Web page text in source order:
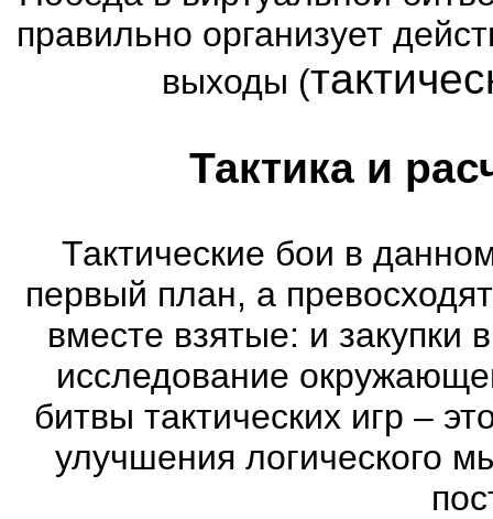
правильно организует
выходы (
Тактика и
Тактические бои в
первый план, а
вместе взятые: и закупки
исследование
битвы тактических игр –
улучшения логического